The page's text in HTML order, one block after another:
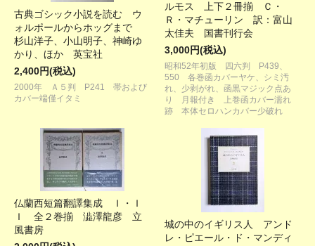
古典ゴシック小説を読む ウ
ォルポールからホッグまで
杉山洋子、小山明子、神崎ゆ
かり、ほか 英宝社
2,400円(税込)
2000年 Ａ５判 P241 帯および
カバー端僅イタミ
ルモス 上下２冊揃 Ｃ・
Ｒ・マチューリン 訳：富山
太佳夫 国書刊行会
3,000円(税込)
昭和52年初版 四六判 P439、
550 各巻函カバーヤケ、シミ汚
れ、少剥がれ、函黒マジック点あ
り 月報付き 上巻函カバー濡れ
跡 本体セロハンカバー少破れ
仏蘭西短篇翻譯集成 Ｉ・Ｉ
Ｉ 全２巻揃 澁澤龍彦 立
風書房
城の中のイギリス人 アンド
レ・ピエール・ド・マンディ